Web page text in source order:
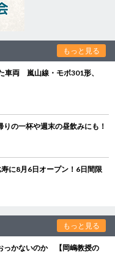
もっと見る
車両 嵐山線・モボ301形、
の一杯や週末の昼飲みにも！
に8月6日オープン！6日間限
もっと見る
っかないのか 【岡嶋教授の